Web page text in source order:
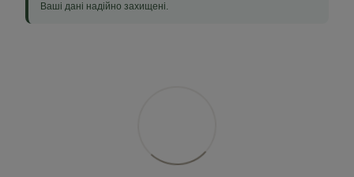
Ваші дані надійно захищені.